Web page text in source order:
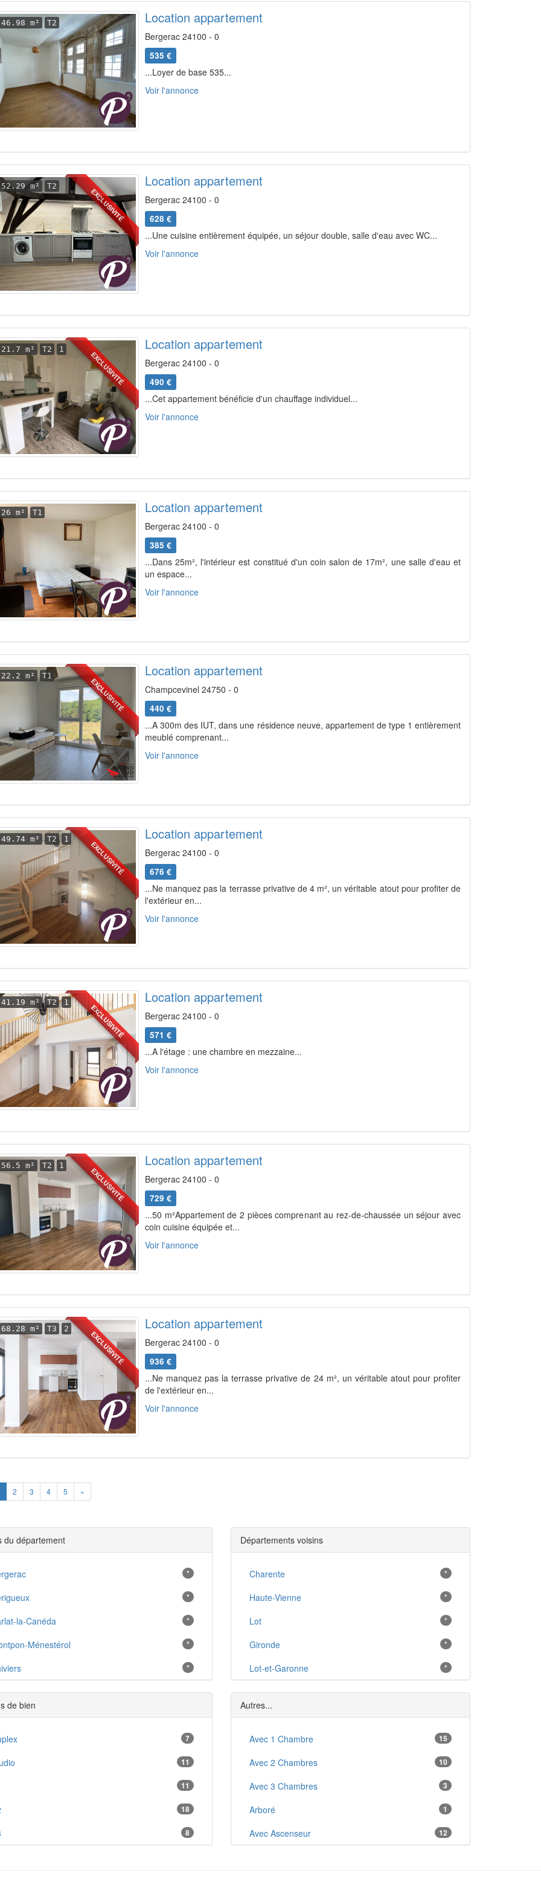
46.98 m² T2 Location appartement
Bergerac 24100 - 0
535 €
...Loyer de base 535...
Voir l'annonce
EXCLUSIVITÉ
52.29 m² T2 Location appartement
Bergerac 24100 - 0
628 €
...Une cuisine entièrement équipée, un séjour double, salle d'eau avec WC...
Voir l'annonce
EXCLUSIVITÉ
21.7 m² T2 1 Location appartement
Bergerac 24100 - 0
490 €
...Cet appartement bénéficie d'un chauffage individuel...
Voir l'annonce
26 m² T1 Location appartement
Bergerac 24100 - 0
385 €
...Dans 25m², l'intérieur est constitué d'un coin salon de 17m², une salle d'eau et
un espace...
Voir l'annonce
EXCLUSIVITÉ
22.2 m² T1 Location appartement
Champcevinel 24750 - 0
440 €
...A 300m des IUT, dans une résidence neuve, appartement de type 1 entièrement
meublé comprenant...
Voir l'annonce
EXCLUSIVITÉ
49.74 m² T2 1 Location appartement
Bergerac 24100 - 0
676 €
...Ne manquez pas la terrasse privative de 4 m², un véritable atout pour profiter de
l'extérieur en...
Voir l'annonce
EXCLUSIVITÉ
41.19 m² T2 1 Location appartement
Bergerac 24100 - 0
571 €
...A l'étage : une chambre en mezzaine...
Voir l'annonce
EXCLUSIVITÉ
56.5 m² T2 1 Location appartement
Bergerac 24100 - 0
729 €
...50 m²Appartement de 2 pièces comprenant au rez-de-chaussée un séjour avec
coin cuisine équipée et...
Voir l'annonce
EXCLUSIVITÉ
68.28 m² T3 2 Location appartement
Bergerac 24100 - 0
936 €
...Ne manquez pas la terrasse privative de 24 m², un véritable atout pour profiter
de l'extérieur en...
Voir l'annonce
2 3 4 5 »
du département
*
*
la-Canéda *
Ménestérol *
*
*
*
*
*
*
*
*
Départements voisins
Charente *
Haute-Vienne *
Lot *
Gironde *
Lot-et-Garonne *
de bien
7
11
11
18
8
Autres...
Avec 1 Chambre 15
Avec 2 Chambres 10
Avec 3 Chambres 3
Arboré 1
Avec Ascenseur 12